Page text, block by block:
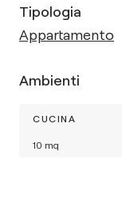
Tipologia
Appartamento
Ambienti
CUCINA
10 mq